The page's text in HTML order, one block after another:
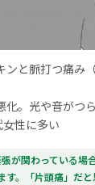
ンと脈打つ痛み
化。光や音がつ
性に多い
が関わっている場
す。「片頭痛」だ